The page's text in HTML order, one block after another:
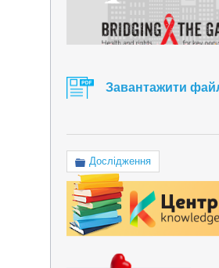
Завантажити
Дослідження